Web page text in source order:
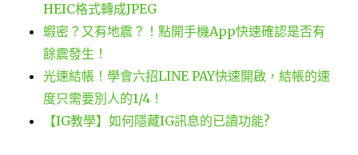
HEIC格式轉成JPEG
蝦密？又有地震？！點開手機App快速確認是否有
餘震發生！
光速結帳！學會六招LINE PAY快速開啟，結帳的速
度只需要別人的1/4！
【IG教學】如何隱藏IG訊息的已讀功能?